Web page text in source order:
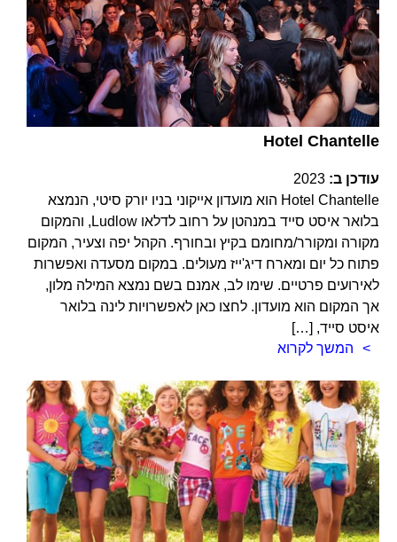
Hotel Chantelle
עודכן ב: 2023
Hotel Chantelle הוא מועדון אייקוני בניו יורק סיטי, הנמצא
בלואר איסט סייד במנהטן על רחוב לדלאו Ludlow, והמקום
מקורה ומקורר/מחומם בקיץ ובחורף. הקהל יפה וצעיר, המקום
פתוח כל יום ומארח דיג'ייז מעולים. במקום מסעדה ואפשרות
לאירועים פרטיים. שימו לב, אמנם בשם נמצא המילה מלון,
אך המקום הוא מועדון. לחצו כאן לאפשרויות לינה בלואר
איסט סייד, […]
המשך לקרוא